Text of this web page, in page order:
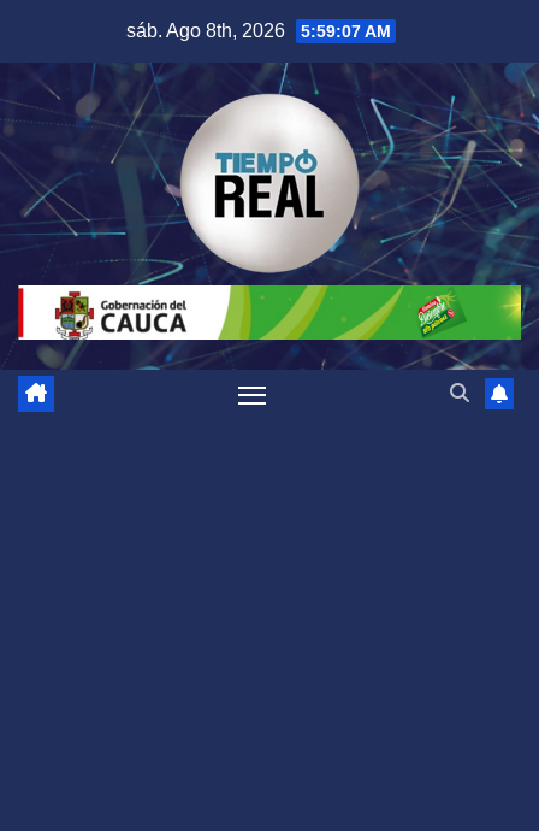
contenido
sáb. Ago 8th, 2026 5:59:07 AM